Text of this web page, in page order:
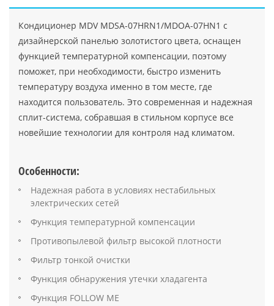
Кондиционер MDV MDSA-07HRN1/MDOA-07HN1 с
дизайнерской панелью золотистого цвета, оснащен
функцией температурной компенсации, поэтому
поможет, при необходимости, быстро изменить
температуру воздуха именно в том месте, где
находится пользователь. Это современная и надежная
сплит-система, собравшая в стильном корпусе все
новейшие технологии для контроля над климатом.
Особенности:
Надежная работа в условиях нестабильных
электрических сетей
Функция температурной компенсации
Противопылевой фильтр высокой плотности
Фильтр тонкой очистки
Функция обнаружения утечки хладагента
Функция FOLLOW ME